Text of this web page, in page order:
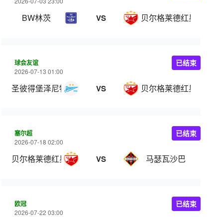
BW林茨 VS 贝尔格莱德红星
球会友谊
2026-07-13 01:00
圣彼得堡泽尼特 VS 贝尔格莱德红星
已结束
塞尔超
2026-07-18 02:00
贝尔格莱德红星 VS 马瑟瓦沙巴
已结束
欧冠
2026-07-22 03:00
已结束